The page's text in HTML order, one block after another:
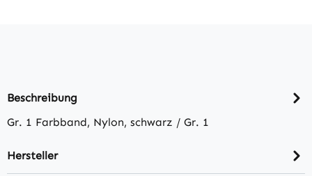
Beschreibung
Gr. 1 Farbband, Nylon, schwarz / Gr. 1
Hersteller